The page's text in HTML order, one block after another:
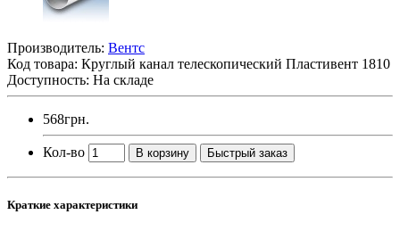
Производитель: Вентс
Код товара: Круглый канал телескопический Пластивент 1810
Доступность: На складе
568грн.
Кол-во В корзину Быстрый заказ
Краткие характеристики